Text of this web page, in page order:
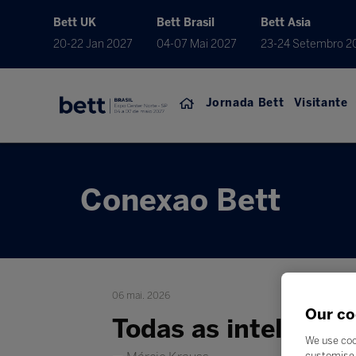
Bett UK
20-22 Jan 2027
Bett Brasil
04-07 Mai 2027
Bett Asia
23-24 Setembro
Jornada Bett Visitante
Conexao Bett
06 mai. 2026
Todas as Our
We use